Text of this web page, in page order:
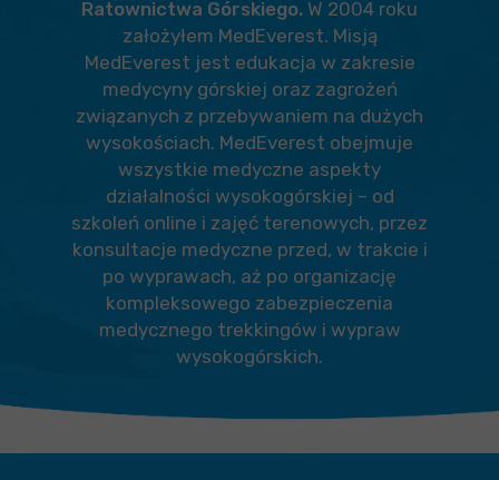
Ratownictwa Górskiego. W 2004 roku
założyłem MedEverest. Misją
MedEverest jest edukacja w zakresie
medycyny górskiej oraz zagrożeń
związanych z przebywaniem na dużych
wysokościach. MedEverest obejmuje
wszystkie medyczne aspekty
działalności wysokogórskiej – od
szkoleń online i zajęć terenowych, przez
konsultacje medyczne przed, w trakcie i
po wyprawach, aż po organizację
kompleksowego zabezpieczenia
medycznego trekkingów i wypraw
wysokogórskich.